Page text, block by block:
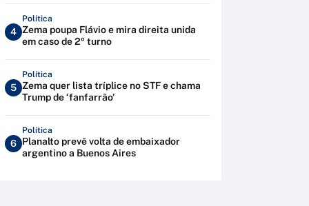
4
Política
Zema poupa Flávio e mira direita unida
em caso de 2º turno
5
Política
Zema quer lista tríplice no STF e chama
Trump de ‘fanfarrão’
6
Política
Planalto prevê volta de embaixador
argentino a Buenos Aires